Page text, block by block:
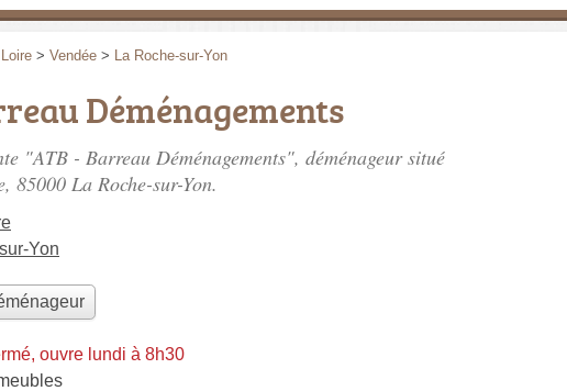
> Vendée > La Roche-sur-Yon
Déménagements
"ATB - Barreau Déménagements", déménageur situé
, 85000 La Roche-sur-Yon.
Yon
ouvre lundi à 8h30